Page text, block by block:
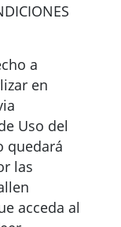
a
en
Uso del
quedará
las
acceda al